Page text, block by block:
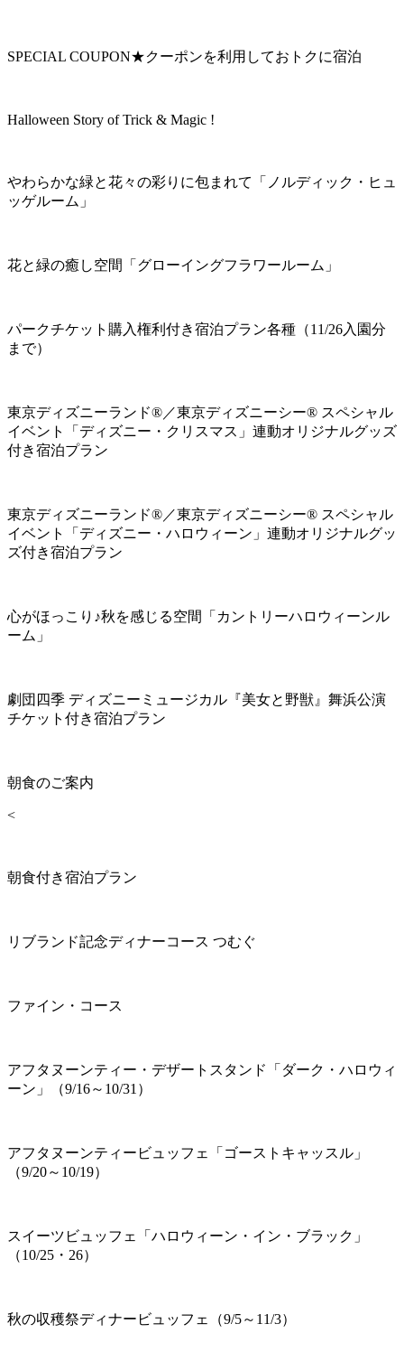
SPECIAL COUPON★クーポンを利用しておトクに宿泊
Halloween Story of Trick & Magic !
やわらかな緑と花々の彩りに包まれて「ノルディック・ヒュ
ッゲルーム」
花と緑の癒し空間「グローイングフラワールーム」
パークチケット購入権利付き宿泊プラン各種（11/26入園分
まで）
東京ディズニーランド®／東京ディズニーシー® スペシャル
イベント「ディズニー・クリスマス」連動オリジナルグッズ
付き宿泊プラン
東京ディズニーランド®／東京ディズニーシー® スペシャル
イベント「ディズニー・ハロウィーン」連動オリジナルグッ
ズ付き宿泊プラン
心がほっこり♪秋を感じる空間「カントリーハロウィーンル
ーム」
劇団四季 ディズニーミュージカル『美女と野獣』舞浜公演
チケット付き宿泊プラン
朝食のご案内
<
朝食付き宿泊プラン
リブランド記念ディナーコース つむぐ
ファイン・コース
アフタヌーンティー・デザートスタンド「ダーク・ハロウィ
ーン」（9/16～10/31）
アフタヌーンティービュッフェ「ゴーストキャッスル」
（9/20～10/19）
スイーツビュッフェ「ハロウィーン・イン・ブラック」
（10/25・26）
秋の収穫祭ディナービュッフェ（9/5～11/3）